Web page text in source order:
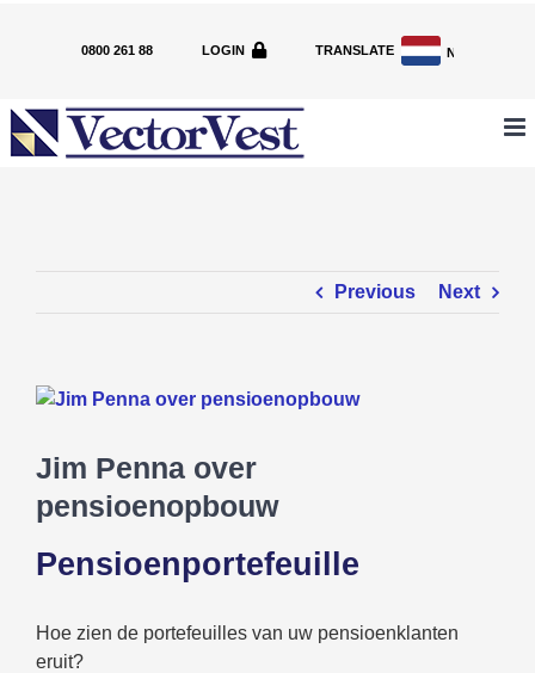
0800 261 88 LOGIN TRANSLATE NL
Previous Next
View
Image
Jim Penna over
pensioenopbouw
Pensioenportefeuille
Hoe zien de portefeuilles van uw pensioenklanten
eruit?